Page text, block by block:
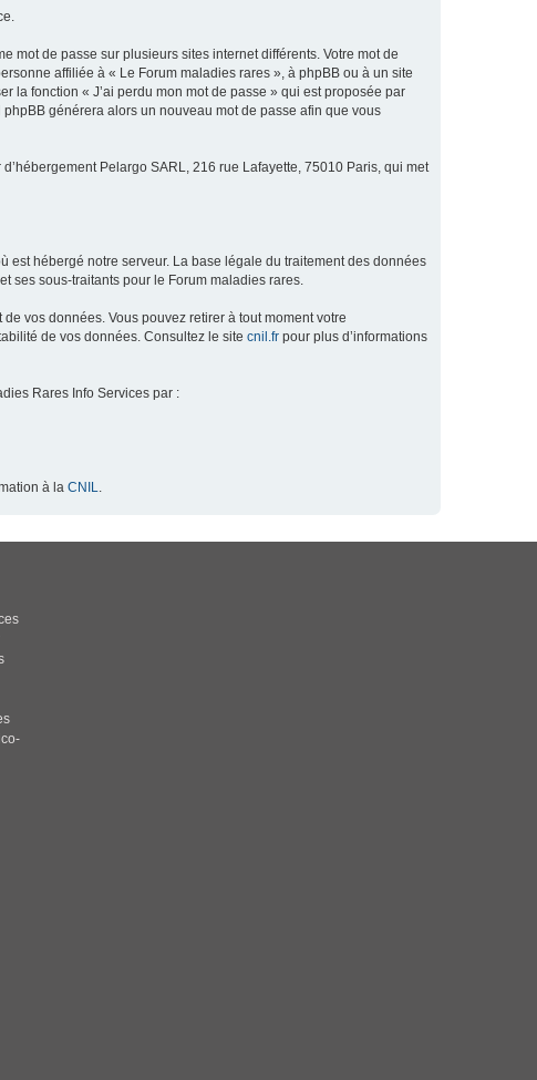
mot de passe sur plusieurs sites internet différents. Votre mot de
affiliée à « Le Forum maladies rares », à phpBB ou à un site
la fonction « J’ai perdu mon mot de passe » qui est proposée par
générera alors un nouveau mot de passe afin que vous
Pelargo SARL, 216 rue Lafayette, 75010 Paris, qui met
est hébergé notre serveur. La base légale du traitement des données
ses sous-traitants pour le Forum maladies rares.
vos données. Vous pouvez retirer à tout moment votre
de vos données. Consultez le site cnil.fr pour plus d’informations
Rares Info Services par :
à la CNIL.